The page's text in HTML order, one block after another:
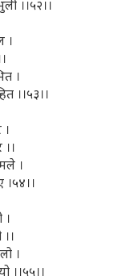
।।५२।।
।
।
।।५३।।
।
।
।